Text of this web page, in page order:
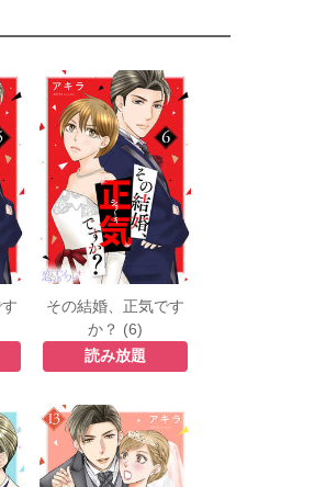
その結婚、正気です
か？ (6)
読み放題